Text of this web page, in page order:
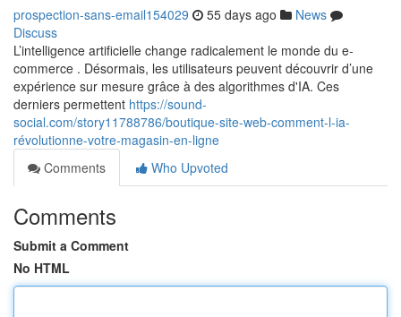
prospection-sans-email154029 55 days ago
News
Discuss
L’intelligence artificielle change radicalement le monde du e-
commerce . Désormais, les utilisateurs peuvent découvrir d’une
expérience sur mesure grâce à des algorithmes d'IA. Ces
derniers permettent https://sound-
social.com/story11788786/boutique-site-web-comment-l-ia-
révolutionne-votre-magasin-en-ligne
Comments
Who Upvoted
Comments
Submit a Comment
No HTML